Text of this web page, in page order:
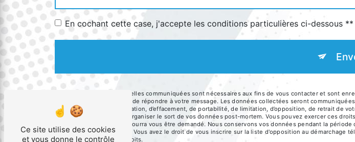
En cochant cette case, j'accepte les conditions particulières ci-dessous **
** Les données personnelles communiquées sont nécessaires aux fins de vous contacter et sont
traitants dans le seul but de répondre à votre message. Les données collectées seront
droits d’accès, de rectification, d’effacement, de portabilité, de limitation, d’opposition, de retrait de
de contrôle, ainsi que d’organiser le sort de vos données post-mortem. Vous pouvez exercer ces
Un justificatif d'identité pourra vous être demandé. Nous conservons vos données pendant la
gestion des contentieux. Vous avez le droit de vous inscrire sur la liste d'opposition au démarchage
d’informations sur vos droits.
Ce site utilise des cookies
et vous donne le contrôle